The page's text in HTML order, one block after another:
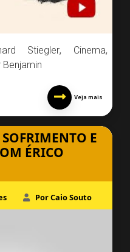
Stiegler, Cinema,
Benjamin
Veja mais
E
ÉRICO
Por Caio Souto